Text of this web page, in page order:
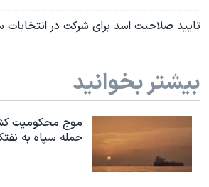
تایید صلاحیت اسد برای شرکت در انتخابات
بیشتر بخوانید
موج محکومیت
حمله سپاه به